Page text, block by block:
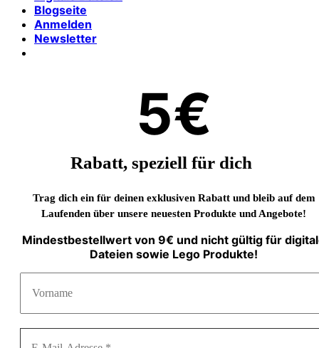
Blogseite
Anmelden
Newsletter
5€
Rabatt, speziell für dich
Trag dich ein für deinen exklusiven Rabatt und bleib auf dem
Laufenden über unsere neuesten Produkte und Angebote!
Mindestbestellwert von 9€ und nicht gültig für
Dateien sowie Lego Produkte!